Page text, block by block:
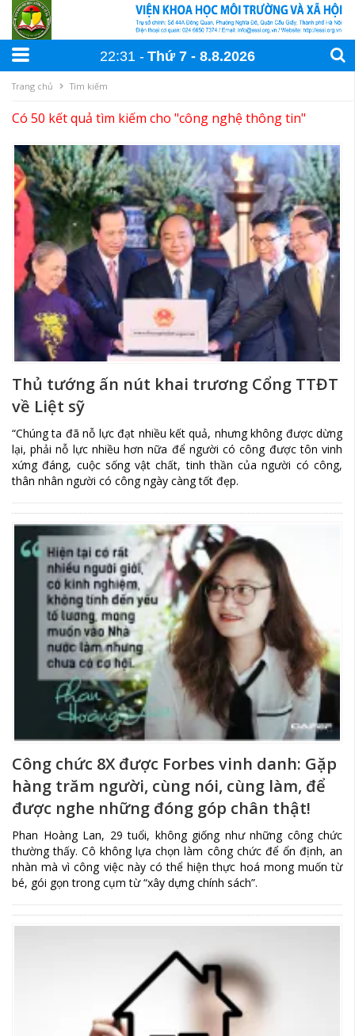
22:31 Thứ 7 8.8.2026
Trang chủ Tìm kiếm
Có 50 kết quả tìm kiếm cho "công nghệ thông tin"
Thủ tướng ấn nút khai trương Cổng TTĐT
về Liệt sỹ
“Chúng ta đã nỗ lực đạt nhiều kết quả, nhưng không được dừng
lại, phải nỗ lực nhiều hơn nữa để người có công được tôn vinh
xứng đáng, cuộc sống vật chất, tinh thần của người có công,
thân nhân người có công ngày càng tốt đẹp.
Công chức 8X được Forbes vinh danh: Gặp
hàng trăm người, cùng nói, cùng làm, để
được nghe những đóng góp chân thật!
Phan Hoàng Lan, 29 tuổi, không giống như những công chức
thường thấy. Cô không lựa chọn làm công chức để ổn định, an
nhàn mà vì công việc này có thể hiện thực hoá mong muốn từ
bé, gói gọn trong cụm từ “xây dựng chính sách”.